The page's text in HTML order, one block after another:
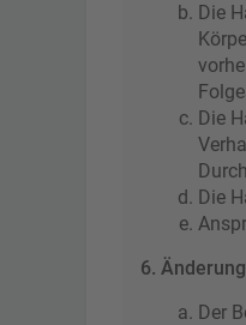
Die
Die
Die
6.
Der